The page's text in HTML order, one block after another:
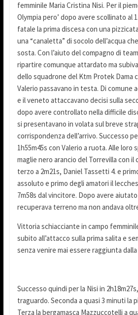
femminile Maria Cristina Nisi. Per il
Olympia pero’ dopo avere scollinato al
fatale la prima discesa con una
una “canaletta” di socolo dell’acqua
sosta. Con l’aiuto del compagno di
ripartire comunque attardato ma
dello squadrone del Ktm Protek Dama
Valerio passavano in testa. Di comune
e il veneto attaccavano decisi sulla
dopo avere controllato nella difficile
si presentavano in volata sul breve
corrispondenza dell’arrivo. Successo
1h55m45s con Valerio a ruota. Alle loro
maglie nero arancio del Torrevilla con
terzo a 2m21s, Daniel Tassetti 4. e
assoluto e primo degli amatori il
7m58s dal vincitore. Dopo avere
recuperava terreno ma non andava
Vittoria schiacciante in campo
subito all’attacco sulla prima salita e
senza venire mai essere raggiunta
Successo quindi per la Nisi in
traguardo. Seconda a quasi 3 minuti la
Terza la bergamasca Mazzuccotelli a